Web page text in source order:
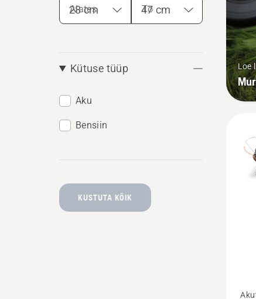
Alates To
Kütuse tüüp
Aku
Bensiin
KUSTUTA KÕIK
Loe
Vaata